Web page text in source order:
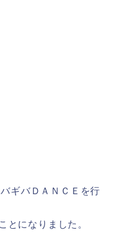
ギバＤＡＮＣＥを行
とになりました。